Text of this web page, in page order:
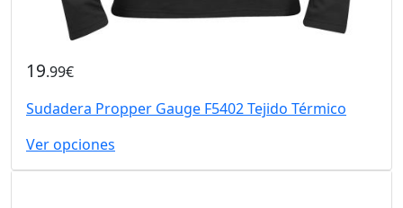
19.99€
Sudadera Propper Gauge F5402 Tejido Térmico
Ver opciones